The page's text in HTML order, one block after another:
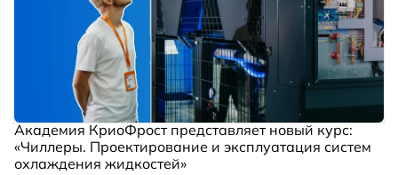
Академия КриоФрост представляет новый курс:
«Чиллеры. Проектирование и эксплуатация систем
охлаждения жидкостей»